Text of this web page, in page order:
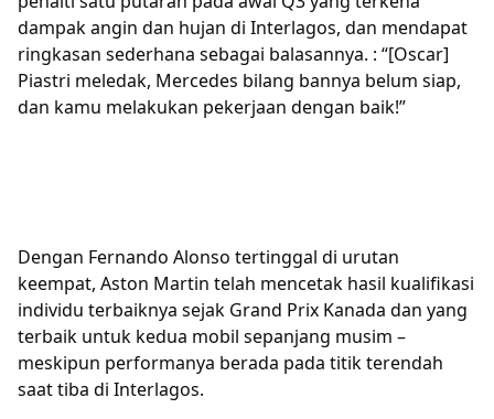
dampak angin dan hujan di Interlagos, dan mendapat
ringkasan sederhana sebagai balasannya. : “[Oscar]
Piastri meledak, Mercedes bilang bannya belum siap,
dan kamu melakukan pekerjaan dengan baik!”
Dengan Fernando Alonso tertinggal di urutan
keempat, Aston Martin telah mencetak hasil kualifikasi
individu terbaiknya sejak Grand Prix Kanada dan yang
terbaik untuk kedua mobil sepanjang musim –
meskipun performanya berada pada titik terendah
saat tiba di Interlagos.